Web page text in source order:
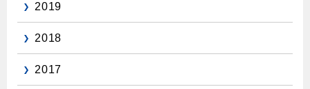
2019
2018
2017